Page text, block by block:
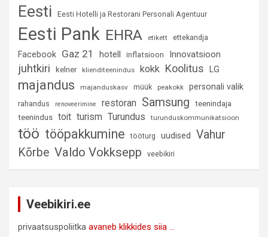
Eesti Eesti Hotelli ja Restorani Personali Agentuur
Eesti Pank EHRA etikett ettekandja
Facebook Gaz 21 hotell inflatsioon Innovatsioon
juhtkiri kelner klienditeenindus kokk Koolitus LG
majandus majanduskasv müük peakokk personali valik
rahandus renoveerimine restoran Samsung
teenindaja
teenindus toit turism Turundus turunduskommunikatsioon
töö tööpakkumine tööturg uudised
Vahur
Kõrbe Valdo Vokksepp veebikiri
Veebikiri.ee
privaatsuspoliitka avaneb klikkides siia ...